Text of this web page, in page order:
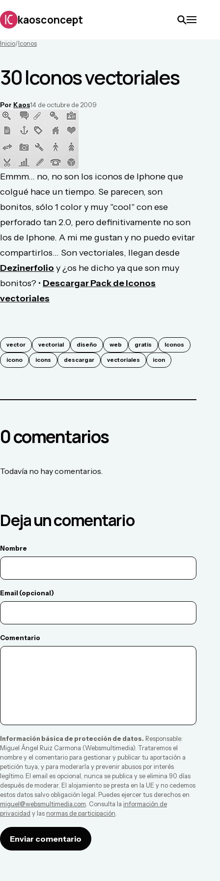
kaosconcept
Inicio/ Iconos
30 Iconos vectoriales
Por Kaos14 de octubre de 2009
Emmm... no, no son los iconos de Iphone que
colgué hace un tiempo. Se parecen, son
bonitos, sólo 1 color y muy "cool" con ese
perforado tan 2.0, pero definitivamente no son
los de Iphone. A mi me gustan y no puedo evitar
compartirlos... Son vectoriales, llegan desde
Dezinerfolio y ¿os he dicho ya que son muy
bonitos? • Descargar Pack de Iconos
vectoriales
vector vectorial diseño web gratis Iconos
icono icons descargar vectoriales icon
0comentarios
Todavía no hay comentarios.
Deja un comentario
Nombre
Email (opcional)
Comentario
Información básica de protección de datos. Responsable:
Miguel Ángel Ruiz Carmona (Websmultimedia). Trataremos el
nombre y el comentario para gestionar y publicar tu aportación a
petición tuya, y para moderarla y prevenir abusos por interés
legítimo. El email es opcional, nunca se publica y se elimina 90 días
después de moderar. El alojamiento se presta en la UE y no cedemos
estos datos salvo obligación legal. Puedes ejercer tus derechos en
miguel@websmultimedia.com. Consulta la información de
privacidad y las normas de participación.
Enviar comentario